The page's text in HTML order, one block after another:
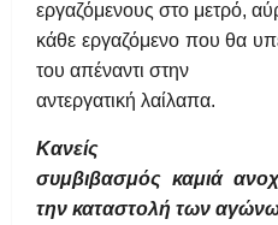
εργαζόμενους στο μετρό,
κάθε εργαζόμενο που θα
του απέναντι στην
αντεργατική λαίλαπα.
Κανείς
συμβιβασμός καμιά
την καταστολή των